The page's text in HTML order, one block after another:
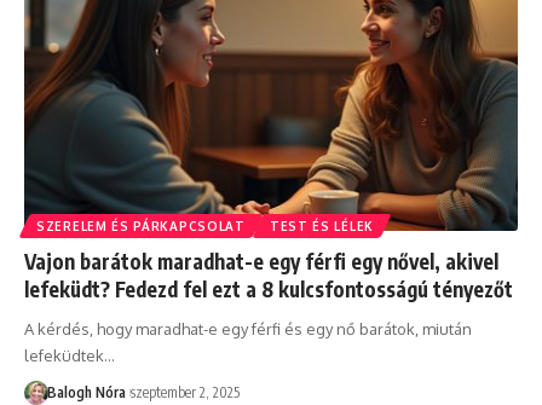
SZERELEM ÉS PÁRKAPCSOLAT TEST ÉS LÉLEK
Vajon barátok maradhat-e egy férfi egy nővel, akivel
lefeküdt? Fedezd fel ezt a 8 kulcsfontosságú tényezőt
A kérdés, hogy maradhat-e egy férfi és egy nő barátok, miután
lefeküdtek…
Balogh Nóra szeptember 2, 2025